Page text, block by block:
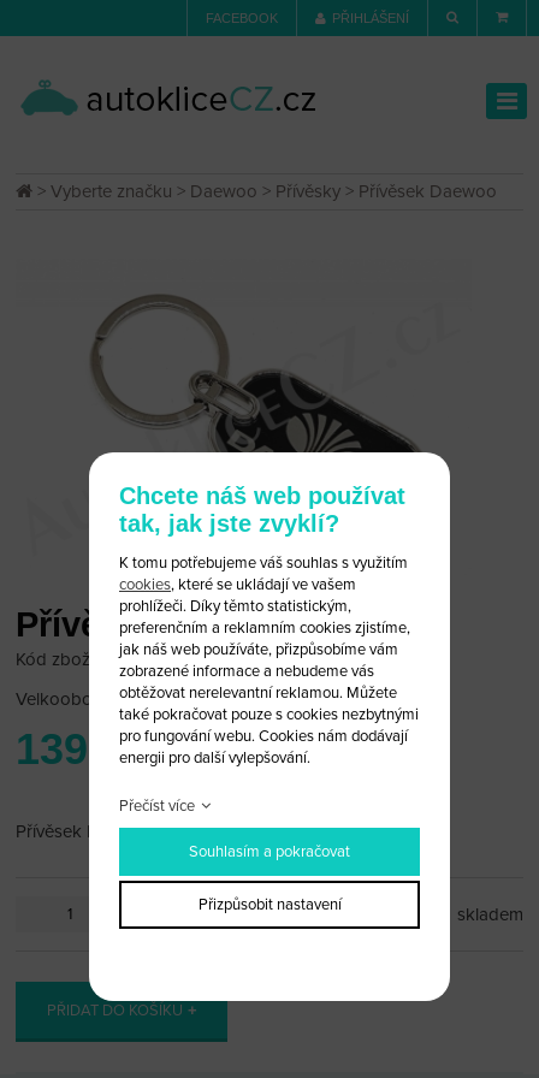
FACEBOOK PŘIHLÁŠENÍ
>Vyberte značku > Daewoo > Přívěsky > Přívěsek Daewoo
Přívěsek Daewoo
Kód zboží: Daewoo_pr15
Velkoobchodní cena: po přihlášení
139 Kč
Přívěsek Daewoo
skladem
PŘIDAT DO KOŠÍKU
Chcete náš web používat
tak, jak jste zvyklí?
K tomu potřebujeme váš souhlas s využitím
cookies, které se ukládají ve vašem
prohlížeči. Díky těmto statistickým,
preferenčním a reklamním cookies zjistíme,
jak náš web používáte, přizpůsobíme vám
zobrazené informace a nebudeme vás
obtěžovat nerelevantní reklamou. Můžete
také pokračovat pouze s cookies nezbytnými
pro fungování webu. Cookies nám dodávají
energii pro další vylepšování.
Přečíst více
Souhlasím a pokračovat
Přizpůsobit nastavení